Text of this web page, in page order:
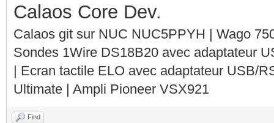
Calaos Core Dev.
Calaos git sur NUC NUC5PPYH | Wago
Sondes 1Wire DS18B20 avec adaptateur
| Ecran tactile ELO avec adaptateur USB/
Ultimate | Ampli Pioneer VSX921
Find